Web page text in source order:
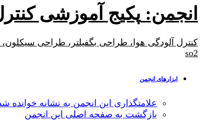
انجمن: پکیج آموزشی
so2
ابزارهای انجمن
علامتگذاری این انجمن به نشانه خوانده
بازگشت به صفحه اصلی این انجمن